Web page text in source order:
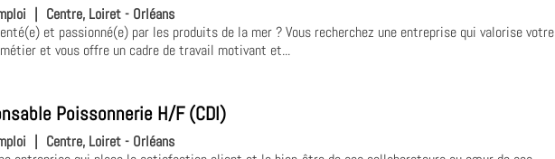
Centre, Loiret - Orléans
et passionné(e) par les produits de la mer ? Vous recherchez une entreprise qui valorise votre
et vous offre un cadre de travail motivant et...
Poissonnerie H/F (CDI)
| Centre, Loiret - Orléans